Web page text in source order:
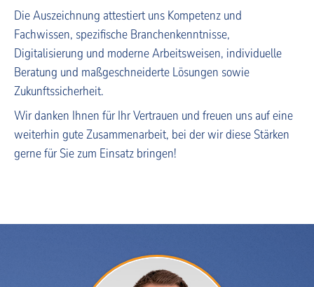
Die Auszeichnung attestiert uns Kompetenz und
Fachwissen, spezifische Branchenkenntnisse,
Digitalisierung und moderne Arbeitsweisen, individuelle
Beratung und maßgeschneiderte Lösungen sowie
Zukunftssicherheit.
Wir danken Ihnen für Ihr Vertrauen und freuen uns auf eine
weiterhin gute Zusammenarbeit, bei der wir diese Stärken
gerne für Sie zum Einsatz bringen!